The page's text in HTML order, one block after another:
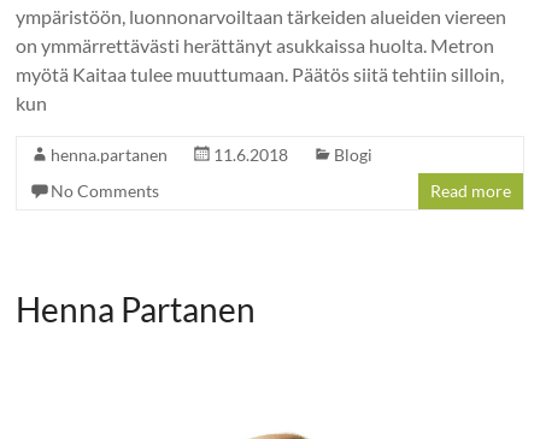
ympäristöön, luonnonarvoiltaan tärkeiden alueiden viereen
on ymmärrettävästi herättänyt asukkaissa huolta. Metron
myötä Kaitaa tulee muuttumaan. Päätös siitä tehtiin silloin,
kun
henna.partanen 11.6.2018
Blogi
No Comments
Read more
Henna Partanen